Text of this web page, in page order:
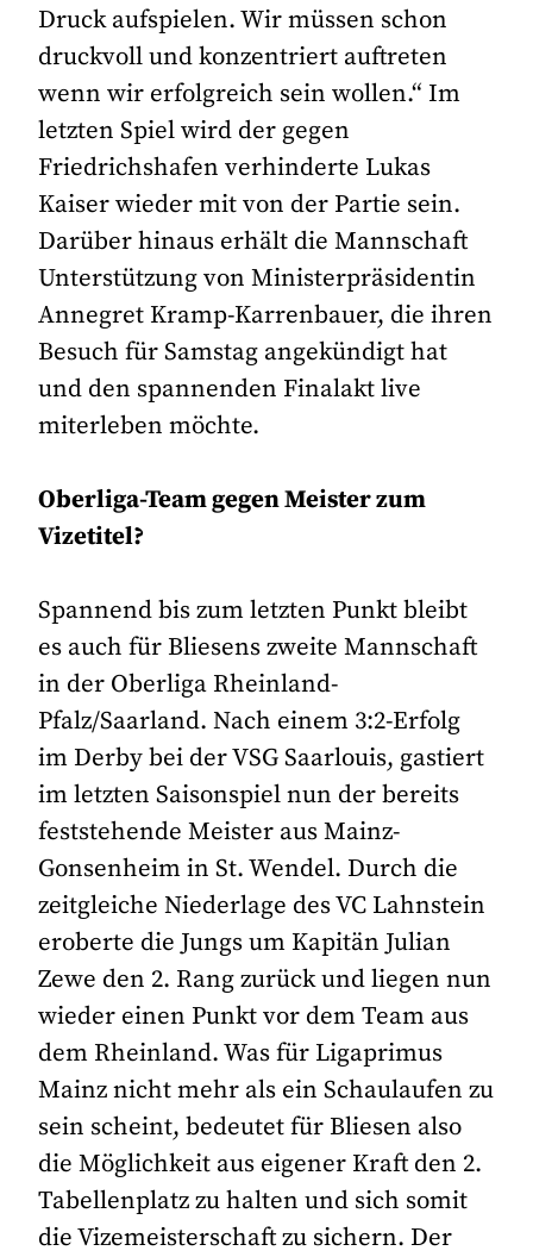
Druck aufspielen. Wir müssen schon
druckvoll und konzentriert auftreten
wenn wir erfolgreich sein wollen.“ Im
letzten Spiel wird der gegen
Friedrichshafen verhinderte Lukas
Kaiser wieder mit von der Partie sein.
Darüber hinaus erhält die Mannschaft
Unterstützung von Ministerpräsidentin
Annegret Kramp-Karrenbauer, die ihren
Besuch für Samstag angekündigt hat
und den spannenden Finalakt live
miterleben möchte.
Oberliga-Team gegen Meister zum
Vizetitel?
Spannend bis zum letzten Punkt bleibt
es auch für Bliesens zweite Mannschaft
in der Oberliga Rheinland-
Pfalz/Saarland. Nach einem 3:2-Erfolg
im Derby bei der VSG Saarlouis, gastiert
im letzten Saisonspiel nun der bereits
feststehende Meister aus Mainz-
Gonsenheim in St. Wendel. Durch die
zeitgleiche Niederlage des VC Lahnstein
eroberte die Jungs um Kapitän Julian
Zewe den 2. Rang zurück und liegen nun
wieder einen Punkt vor dem Team aus
dem Rheinland. Was für Ligaprimus
Mainz nicht mehr als ein Schaulaufen zu
sein scheint, bedeutet für Bliesen also
die Möglichkeit aus eigener Kraft den 2.
Tabellenplatz zu halten und sich somit
die Vizemeisterschaft zu sichern. Der